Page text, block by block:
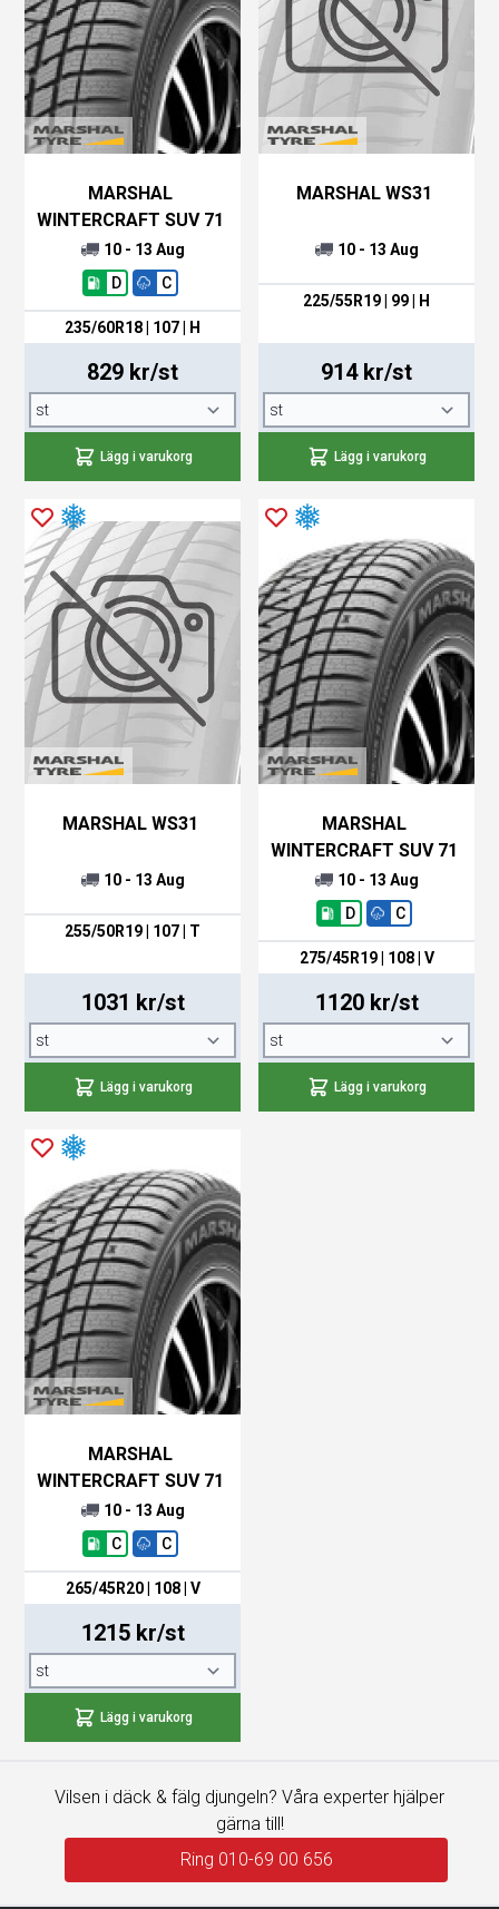
MARSHAL
WINTERCRAFT SUV 71
10 - 13 Aug
D
C
235/60R18 | 107 | H
829 kr/st
Lägg i varukorg
MARSHAL WS31
10 - 13 Aug
225/55R19 | 99 | H
914 kr/st
Lägg i varukorg
MARSHAL WS31
10 - 13 Aug
255/50R19 | 107 | T
1031 kr/st
Lägg i varukorg
MARSHAL
WINTERCRAFT SUV 71
10 - 13 Aug
D
C
275/45R19 | 108 | V
1120 kr/st
Lägg i varukorg
MARSHAL
WINTERCRAFT SUV 71
10 - 13 Aug
C
C
265/45R20 | 108 | V
1215 kr/st
Lägg i varukorg
Vilsen i däck & fälg djungeln? Våra experter hjälper
gärna till!
Ring 010-69 00 656